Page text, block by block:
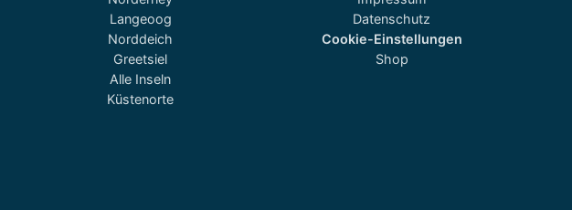
Langeoog
Norddeich
Greetsiel
Alle Inseln
Küstenorte
Datenschutz
Cookie-Einstellungen
Shop